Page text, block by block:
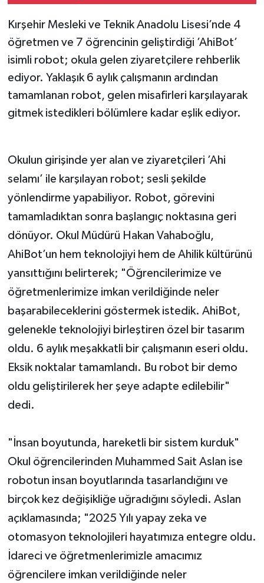
Kırşehir Mesleki ve Teknik Anadolu Lisesi’nde 4
öğretmen ve 7 öğrencinin geliştirdiği ’AhiBot’
isimli robot; okula gelen ziyaretçilere rehberlik
ediyor. Yaklaşık 6 aylık çalışmanın ardından
tamamlanan robot, gelen misafirleri karşılayarak
gitmek istedikleri bölümlere kadar eşlik ediyor.
Okulun girişinde yer alan ve ziyaretçileri ’Ahi
selamı’ ile karşılayan robot; sesli şekilde
yönlendirme yapabiliyor. Robot, görevini
tamamladıktan sonra başlangıç noktasına geri
dönüyor. Okul Müdürü Hakan Vahaboğlu,
AhiBot’un hem teknolojiyi hem de Ahilik kültürünü
yansıttığını belirterek; "Öğrencilerimize ve
öğretmenlerimize imkan verildiğinde neler
başarabileceklerini göstermek istedik. AhiBot,
gelenekle teknolojiyi birleştiren özel bir tasarım
oldu. 6 aylık meşakkatli bir çalışmanın eseri oldu.
Eksik noktalar tamamlandı. Bu robot bir demo
oldu geliştirilerek her şeye adapte edilebilir"
dedi.
"İnsan boyutunda, hareketli bir sistem kurduk"
Okul öğrencilerinden Muhammed Sait Aslan ise
robotun insan boyutlarında tasarlandığını ve
birçok kez değişikliğe uğradığını söyledi. Aslan
açıklamasında; "2025 Yılı yapay zeka ve
otomasyon teknolojileri hayatımıza entegre oldu.
İdareci ve öğretmenlerimizle amacımız
öğrencilere imkan verildiğinde neler